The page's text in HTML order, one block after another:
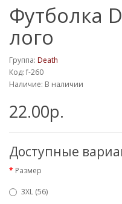
Футболка
лого
Группа: Death
Код: f-260
Наличие: В наличии
22.00р.
Доступные
Размер
3XL (56)